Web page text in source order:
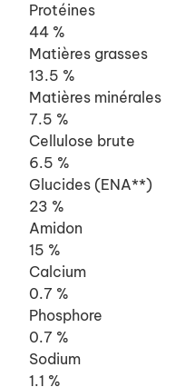
Protéines
44 %
Matières grasses
13.5 %
Matières minérales
7.5 %
Cellulose brute
6.5 %
Glucides (ENA**)
23 %
Amidon
15 %
Calcium
0.7 %
Phosphore
0.7 %
Sodium
1.1 %